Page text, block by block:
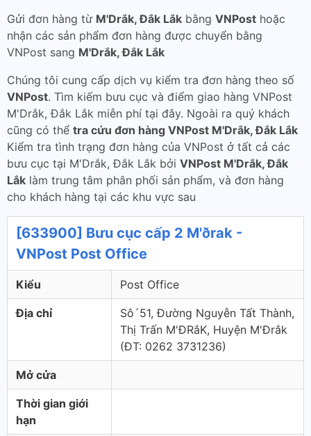
Gửi đơn hàng từ M'Drắk, Đắk Lắk bằng VNPost hoặc
nhận các sản phẩm đơn hàng được chuyển bằng
VNPost sang M'Drắk, Đắk Lắk
Chúng tôi cung cấp dịch vụ kiểm tra đơn hàng theo số
VNPost. Tìm kiếm bưu cục và điểm giao hàng VNPost
M'Drắk, Đắk Lắk miễn phí tại đây. Ngoài ra quý khách
cũng có thể tra cứu đơn hàng VNPost M'Drắk, Đắk Lắk
Kiểm tra tình trạng đơn hàng của VNPost ở tất cả các
bưu cục tại M'Drắk, Đắk Lắk bởi VNPost M'Drắk, Đắk
Lắk làm trung tâm phân phối sản phẩm, và đơn hàng
cho khách hàng tại các khu vực sau
[633900] Bưu cục cấp 2 M'ðrak -
VNPost Post Office
Kiểu Post Office
Địa chỉ
Sô´51, Đường Nguyễn Tất Thành,
Thị Trấn M'ĐRắK, Huyện M'Đrắk
(ÐT: 0262 3731236)
Mở cửa
Thời gian giới
hạn